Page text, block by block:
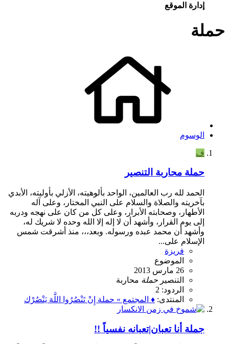
إدارة الموقع
حملة
الوسوم
ف
حملة محاربة التنصير
الحمد لله رب العالمين، الواحد بألوهيته، الأزلي بأوليته، الأبدي
بآخريته والصلاة والسلام على النبي المختار، وعلى آله
الأطهار، وصحابته الأبرار، وعلى كل من كان على نهجه ودربه
إلى يوم القرار، وأشهد أن لا إله إلا الله وحده لا شريك له،
وأشهد أن محمد عبده ورسوله. وبعد،،، منذ أشرقت شمس
الإسلام على...
فريزة
الموضوع
26 مارس 2013
التنصير حملة محاربة
الردود: 2
المنتدى: ♦ المجتمع » حملة إِنْ تَنْصُرُوا اللَّهَ يَنْصُرْك
جملة أنا تعبان|تعبانه نفسياً !!